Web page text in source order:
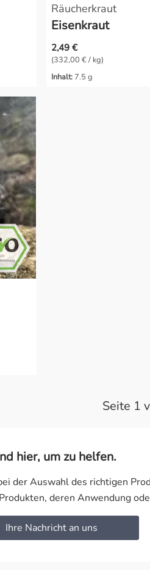
Räucherkraut
Eisenkraut
2,49 €
(332,00 € / kg)
Inhalt: 7.5 g
Seite 1
hier, um zu helfen.
der Auswahl des richtigen
deren Anwendung
Ihre Nachricht an uns